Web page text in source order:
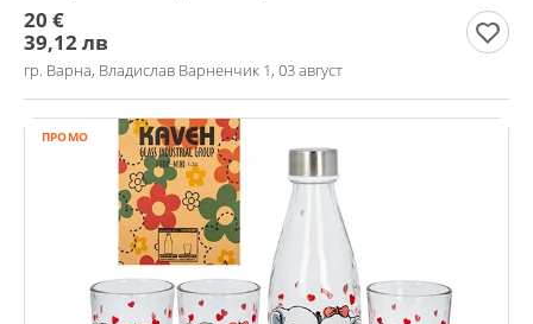
20 €
39,12 лв
гр. Варна, Владислав Варненчик 1, 03 август
ПРОМО